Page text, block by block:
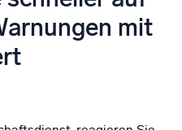
Lernen und generative KI
mit